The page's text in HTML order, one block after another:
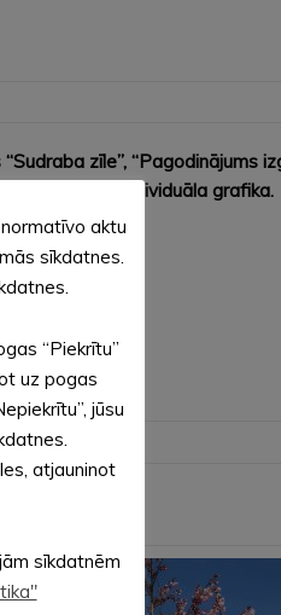
zīle”, “Pagodinājums
pēc individuāla grafika.
aktu
sīkdatnes.
“Piekrītu”
uz pogas
jūsu
atjauninot
sīkdatnēm